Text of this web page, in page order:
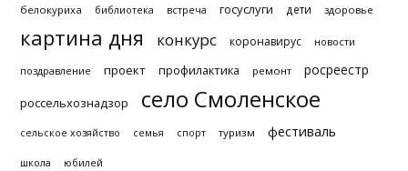
белокуриха библиотека встреча госуслуги дети здоровье
картина дня конкурс коронавирус новости
поздравление проект профилактика ремонт росреестр
россельхознадзор село Смоленское
сельское хозяйство семья спорт туризм фестиваль
школа юбилей